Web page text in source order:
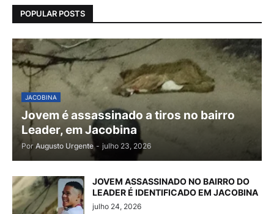
POPULAR POSTS
JACOBINA
Jovem é assassinado a tiros no bairro
Leader, em Jacobina
Por Augusto Urgente - julho 23, 2026
JOVEM ASSASSINADO NO BAIRRO DO
LEADER É IDENTIFICADO EM JACOBINA
julho 24, 2026